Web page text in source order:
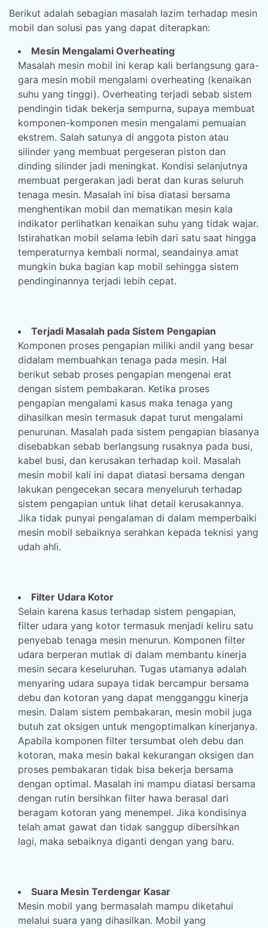
Berikut adalah sebagian masalah lazim terhadap mesin
mobil dan solusi pas yang dapat diterapkan:
Mesin Mengalami Overheating
Masalah mesin mobil ini kerap kali berlangsung gara-
gara mesin mobil mengalami overheating (kenaikan
suhu yang tinggi). Overheating terjadi sebab sistem
pendingin tidak bekerja sempurna, supaya membuat
komponen-komponen mesin mengalami pemuaian
ekstrem. Salah satunya di anggota piston atau
silinder yang membuat pergeseran piston dan
dinding silinder jadi meningkat. Kondisi selanjutnya
membuat pergerakan jadi berat dan kuras seluruh
tenaga mesin. Masalah ini bisa diatasi bersama
menghentikan mobil dan mematikan mesin kala
indikator perlihatkan kenaikan suhu yang tidak wajar.
Istirahatkan mobil selama lebih dari satu saat hingga
temperaturnya kembali normal, seandainya amat
mungkin buka bagian kap mobil sehingga sistem
pendinginannya terjadi lebih cepat.
Terjadi Masalah pada Sistem Pengapian
Komponen proses pengapian miliki andil yang besar
didalam membuahkan tenaga pada mesin. Hal
berikut sebab proses pengapian mengenai erat
dengan sistem pembakaran. Ketika proses
pengapian mengalami kasus maka tenaga yang
dihasilkan mesin termasuk dapat turut mengalami
penurunan. Masalah pada sistem pengapian biasanya
disebabkan sebab berlangsung rusaknya pada busi,
kabel busi, dan kerusakan terhadap koil. Masalah
mesin mobil kali ini dapat diatasi bersama dengan
lakukan pengecekan secara menyeluruh terhadap
sistem pengapian untuk lihat detail kerusakannya.
Jika tidak punyai pengalaman di dalam memperbaiki
mesin mobil sebaiknya serahkan kepada teknisi yang
udah ahli.
Filter Udara Kotor
Selain karena kasus terhadap sistem pengapian,
filter udara yang kotor termasuk menjadi keliru satu
penyebab tenaga mesin menurun. Komponen filter
udara berperan mutlak di dalam membantu kinerja
mesin secara keseluruhan. Tugas utamanya adalah
menyaring udara supaya tidak bercampur bersama
debu dan kotoran yang dapat mengganggu kinerja
mesin. Dalam sistem pembakaran, mesin mobil juga
butuh zat oksigen untuk mengoptimalkan kinerjanya.
Apabila komponen filter tersumbat oleh debu dan
kotoran, maka mesin bakal kekurangan oksigen dan
proses pembakaran tidak bisa bekerja bersama
dengan optimal. Masalah ini mampu diatasi bersama
dengan rutin bersihkan filter hawa berasal dari
beragam kotoran yang menempel. Jika kondisinya
telah amat gawat dan tidak sanggup dibersihkan
lagi, maka sebaiknya diganti dengan yang baru.
Suara Mesin Terdengar Kasar
Mesin mobil yang bermasalah mampu diketahui
melalui suara yang dihasilkan. Mobil yang